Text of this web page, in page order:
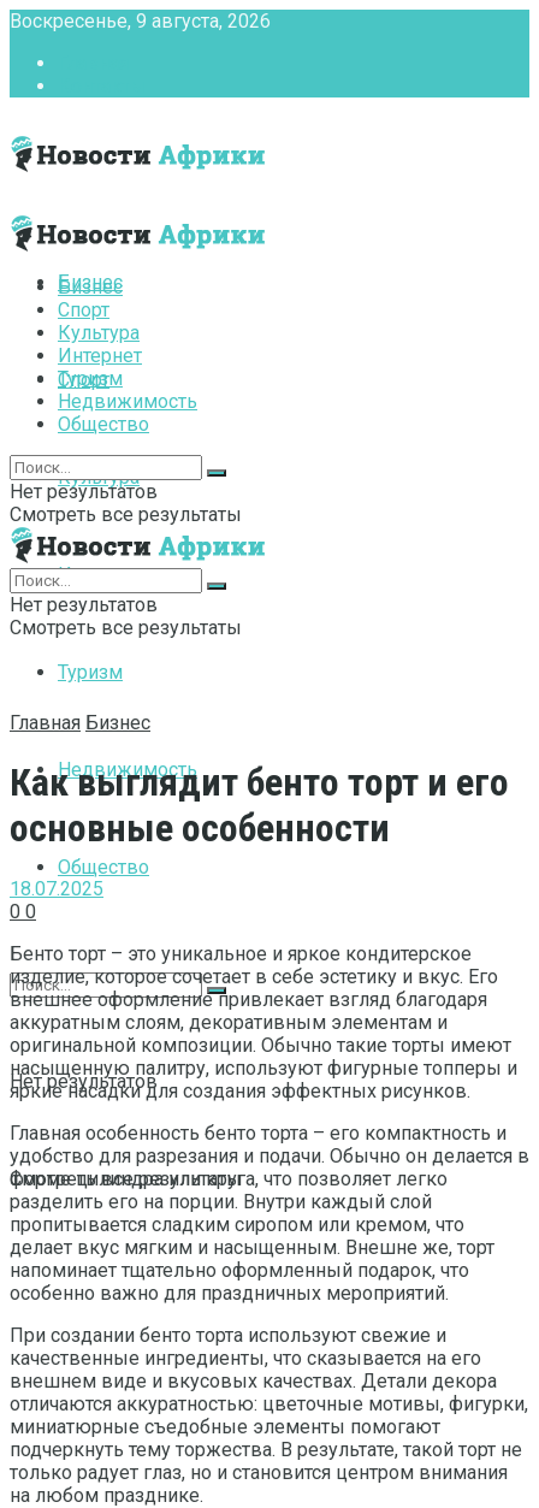
Воскресенье, 9 августа, 2026
Бизнес
Спорт
Культура
Интернет
Туризм
Недвижимость
Общество
Нет результатов
Смотреть все результаты
Бизнес
Спорт
Культура
Интернет
Туризм
Недвижимость
Общество
Нет результатов
Смотреть все результаты
Нет результатов
Смотреть все результаты
Главная Бизнес
Как выглядит бенто торт и его
основные особенности
18.07.2025
0 0
Бенто торт – это уникальное и яркое кондитерское
изделие, которое сочетает в себе эстетику и вкус. Его
внешнее оформление привлекает взгляд благодаря
аккуратным слоям, декоративным элементам и
оригинальной композиции. Обычно такие торты имеют
насыщенную палитру, используют фигурные топперы и
яркие насадки для создания эффектных рисунков.
Главная особенность бенто торта – его компактность и
удобство для разрезания и подачи. Обычно он делается в
форме цилиндра или круга, что позволяет легко
разделить его на порции. Внутри каждый слой
пропитывается сладким сиропом или кремом, что
делает вкус мягким и насыщенным. Внешне же, торт
напоминает тщательно оформленный подарок, что
особенно важно для праздничных мероприятий.
При создании бенто торта используют свежие и
качественные ингредиенты, что сказывается на его
внешнем виде и вкусовых качествах. Детали декора
отличаются аккуратностью: цветочные мотивы, фигурки,
миниатюрные съедобные элементы помогают
подчеркнуть тему торжества. В результате, такой торт не
только радует глаз, но и становится центром внимания
на любом празднике.